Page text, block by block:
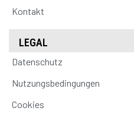
Kontakt
LEGAL
Datenschutz
Nutzungsbedingungen
Cookies